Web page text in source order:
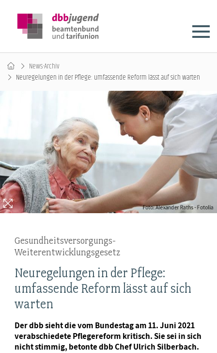
News-Archiv
Neuregelungen in der Pflege: umfassende Reform lässt auf sich warten
Gesundheitsversorgungs-
Weiterentwicklungsgesetz
Neuregelungen in der Pflege:
umfassende Reform lässt auf sich
warten
Der dbb sieht die vom Bundestag am 11. Juni 2021
verabschiedete Pflegereform kritisch. Sie sei in sich
nicht stimmig, betonte dbb Chef Ulrich Silberbach.